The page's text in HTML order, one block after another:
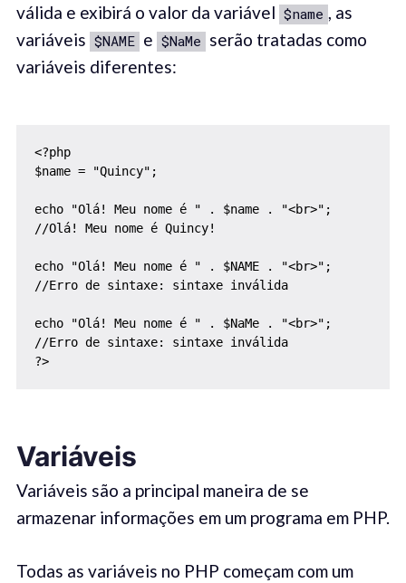
válida e exibirá o valor da variável $name
, as
variáveis $NAME e $NaMe serão tratadas como
variáveis ​​diferentes:
<?php
$name = "Quincy";
echo "Olá! Meu nome é " . $name . "<br>";
//Olá! Meu nome é Quincy!
echo "Olá! Meu nome é " . $NAME . "<br>";
//Erro de sintaxe: sintaxe inválida
echo "Olá! Meu nome é " . $NaMe . "<br>";
//Erro de sintaxe: sintaxe inválida
?>
Variáveis
Variáveis ​​são a principal maneira de se
armazenar informações em um programa em PHP.
Todas as variáveis ​​no PHP começam com um